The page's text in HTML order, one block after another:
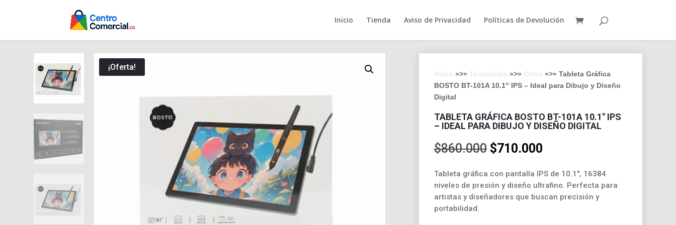
Inicio Tienda Aviso de Privacidad Políticas de Devolución
¡Oferta!
»>» »>»
»>» Tableta Gráfica
BOSTO BT-101A 10.1″ IPS – Ideal para Dibujo y Diseño
Digital
TABLETA GRÁFICA BOSTO BT-101A 10.1″ IPS
– IDEAL PARA DIBUJO Y DISEÑO DIGITAL
$860.000 El
precio
original
era:
$860.000.
$710.000El
actual
es:
$710.000.
Tableta gráfica con pantalla IPS de 10.1″, 16384
niveles de presión y diseño ultrafino. Perfecta para
artistas y diseñadores que buscan precisión y
portabilidad.